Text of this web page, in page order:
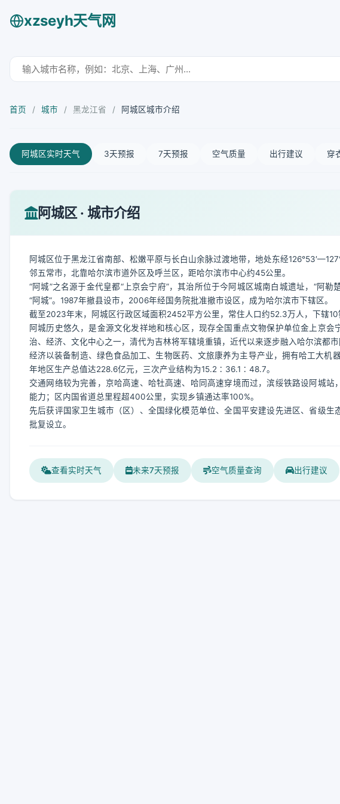
xzseyh天气网
首页 / 城市 / 黑龙江省 / 阿城区城市介绍
阿城区实时天气 3天预报 7天预报 空气质量 出行建议 穿
阿城区 · 城市介绍
阿城区位于黑龙江省南部、松嫩平原与长白山余脉过渡地带，地处东经
邻五常市，北靠哈尔滨市道外区及呼兰区，距哈尔滨市中心约45公里。
“阿城”之名源于金代皇都“上京会宁府”，其治所位于今阿城区城南白城遗址，“阿
“阿城”。1987年撤县设市，2006年经国务院批准撤市设区，成为哈尔滨市下辖区。
截至2023年末，阿城区行政区域面积2452平方公里，常住人口约52.3万人，下辖10
阿城历史悠久，是金源文化发祥地和核心区，现存全国重点文物保护单位金上京
治、经济、文化中心之一，清代为吉林将军辖境重镇，近代以来逐步融入哈尔滨都市
经济以装备制造、绿色食品加工、生物医药、文旅康养为主导产业，拥有哈工大
年地区生产总值达228.6亿元，三次产业结构为15.2∶36.1∶48.7。
交通网络较为完善，京哈高速、哈牡高速、哈同高速穿境而过，滨绥铁路设阿城
能力；区内国省道总里程超400公里，实现乡镇通达率100%。
先后获评国家卫生城市（区）、全国绿化模范单位、全国平安建设先进区、省级
批复设立。
查看实时天气 未来7天预报 空气质量查询 出行建议